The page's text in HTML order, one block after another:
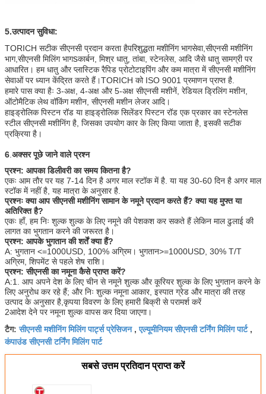
5.उत्पादन सुविधा:
TORICH सटीक सीएनसी प्रदान करता हैपरिशुद्धता मशीनिंग भागसेवा,सीएनसी मशीनिंग
भाग,सीएनसी मिलिंग भागsकार्बन, मिश्र धातु, तांबा, स्टेनलेस, आदि जैसे धातु सामग्री पर
आधारित। हम धातु और प्लास्टिक रैपिड प्रोटोटाइपिंग और कम मात्रा में सीएनसी मशीनिंग
सेवाओं पर ध्यान केंद्रित करते हैं।TORICH को ISO 9001 प्रमाणन प्राप्त है.
हमारे पास क्या हैः 3-अक्ष, 4-अक्ष और 5-अक्ष सीएनसी मशीनें, रेडियल ड्रिलिंग मशीन,
ऑटोमैटिक लेथ वॉकिंग मशीन, सीएनसी मशीन लेजर आदि।
हाइड्रोलिक पिस्टन रॉड या हाइड्रोलिक सिलेंडर पिस्टन रॉड एक प्रकार का स्टेनलेस
स्टील सीएनसी मशीनिंग है, जिसका उपयोग कार के लिए किया जाता है, इसकी सटीक
प्रक्रिया है।
6 अक्सर पूछे जाने वाले प्रश्न
प्रश्न: आपका डिलीवरी का समय कितना है?
एकः आम तौर पर यह 7-14 दिन है अगर माल स्टॉक में है. या यह 30-60 दिन है अगर माल
स्टॉक में नहीं है, यह मात्रा के अनुसार है.
प्रश्नः क्या आप सीएनसी मशीनिंग सामान के नमूने प्रदान करते हैं? क्या यह मुफ्त या
अतिरिक्त है?
एकः हाँ, हम निः शुल्क शुल्क के लिए नमूने की पेशकश कर सकते हैं लेकिन माल ढुलाई की
लागत का भुगतान करने की जरूरत है।
प्रश्न: आपके भुगतान की शर्तें क्या हैं?
A: भुगतान <=1000USD, 100% अग्रिम। भुगतान>=1000USD, 30% T/T
अग्रिम, शिपमेंट से पहले शेष राशि।
प्रश्न: सीएनसी का नमूना कैसे प्राप्त करें?
A:1. आप अपने देश के लिए चीन से नमूने शुल्क और कूरियर शुल्क के लिए भुगतान करने के
लिए अनुरोध कर रहे हैं; और निः शुल्क नमूना आकार, इस्पात ग्रेड और मात्रा की तरह
उत्पाद के अनुसार है,कृपया विवरण के लिए हमारी बिक्री से परामर्श करें
2आदेश देने पर नमूना शुल्क वापस कर दिया जाएगा।
टैग:सीएनसी मशीनिंग मिलिंग पार्ट्स प्रेसिजन,एल्यूमीनियम सीएनसी टर्निंग मिलिंग पार्ट,
कंपाउंड सीएनसी टर्निंग मिलिंग पार्ट
सबसे उत्तम प्रतिदान प्राप्त करें